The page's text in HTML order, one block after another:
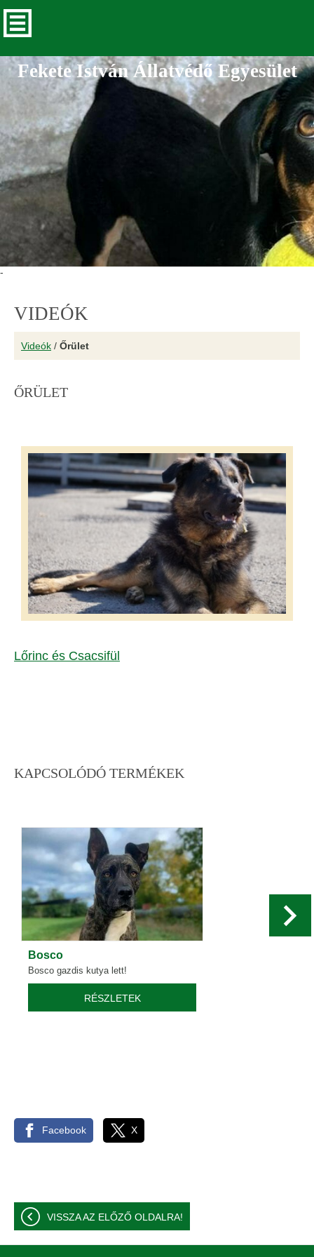
Fekete István Állatvédő Egyesület
-
VIDEÓK
Videók / Őrület
ŐRÜLET
Lőrinc és Csacsifül
KAPCSOLÓDÓ TERMÉKEK
Bosco
Bosco gazdis kutya lett!
RÉSZLETEK
Facebook X
VISSZA AZ ELŐZŐ OLDALRA!